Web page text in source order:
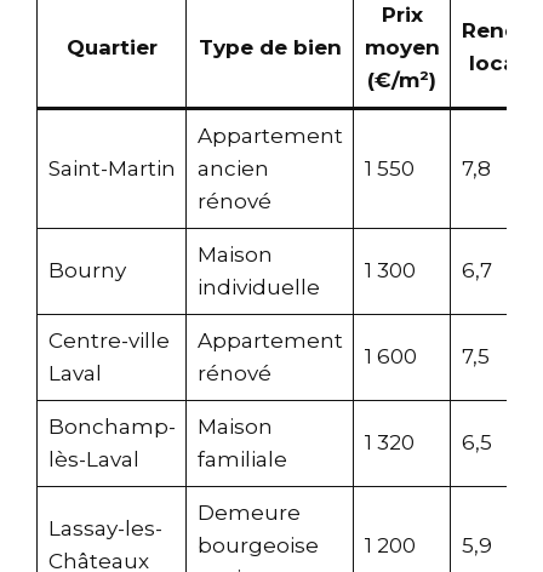
Quartier Type de bien
Prix
moyen
(€/m²)
locatif
Saint-Martin
Appartement
ancien
rénové
1 550 7,8
Bourny
Maison
individuelle
1 300 6,7
Centre-ville
Laval
Appartement
rénové
1 600 7,5
Bonchamp-
lès-Laval
Maison
familiale
1 320 6,5
Lassay-les-
Châteaux
Demeure
bourgeoise
1 200 5,9